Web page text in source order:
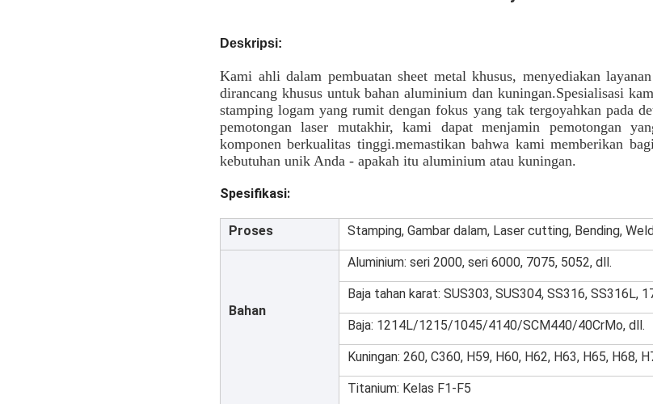
Deskripsi:
Kami ahli dalam pembuatan sheet metal khusus, menyediakan
dirancang khusus untuk bahan aluminium dan kuningan.Spesialisasi
stamping logam yang rumit dengan fokus yang tak tergoyahkan pada
pemotongan laser mutakhir, kami dapat menjamin pemotongan
komponen berkualitas tinggi.memastikan bahwa kami memberikan
kebutuhan unik Anda - apakah itu aluminium atau kuningan.
Spesifikasi:
Proses Stamping, Gambar dalam, Laser cutting, Bending,
Bahan
Aluminium: seri 2000, seri 6000, 7075, 5052, dll.
Baja tahan karat: SUS303, SUS304, SS316, SS316L,
Baja: 1214L/1215/1045/4140/SCM440/40CrMo, dll.
Kuningan: 260, C360, H59, H60, H62, H63, H65, H68,
Titanium: Kelas F1-F5